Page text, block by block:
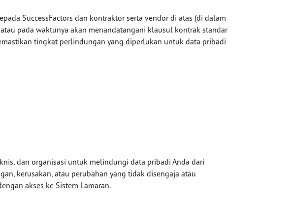
SuccessFactors dan kontraktor serta vendor di atas (di dalam
pada waktunya akan menandatangani klausul kontrak standar
tingkat perlindungan yang diperlukan untuk data pribadi
dan organisasi untuk melindungi data pribadi Anda dari
kerusakan, atau perubahan yang tidak disengaja atau
akses ke Sistem Lamaran.